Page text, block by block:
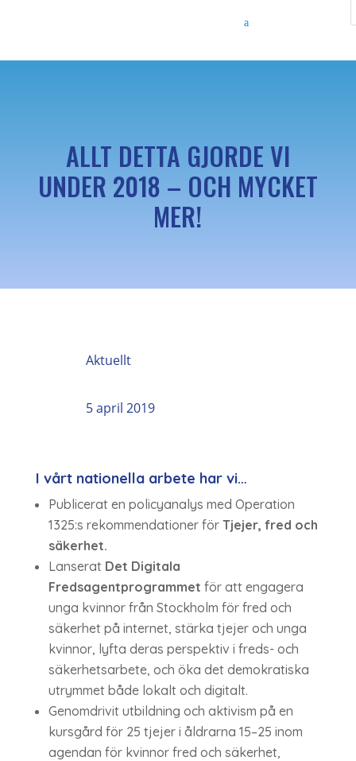
ALLT DETTA GJORDE VI
UNDER 2018 – OCH MYCKET
MER!
Aktuellt
5 april 2019
I vårt nationella arbete har vi…
Publicerat en policyanalys med Operation
1325:s rekommendationer för Tjejer, fred och
säkerhet.
Lanserat Det Digitala
Fredsagentprogrammet för att engagera
unga kvinnor från Stockholm för fred och
säkerhet på internet, stärka tjejer och unga
kvinnor, lyfta deras perspektiv i freds- och
säkerhetsarbete, och öka det demokratiska
utrymmet både lokalt och digitalt.
Genomdrivit utbildning och aktivism på en
kursgård för 25 tjejer i åldrarna 15–25 inom
agendan för kvinnor fred och säkerhet,